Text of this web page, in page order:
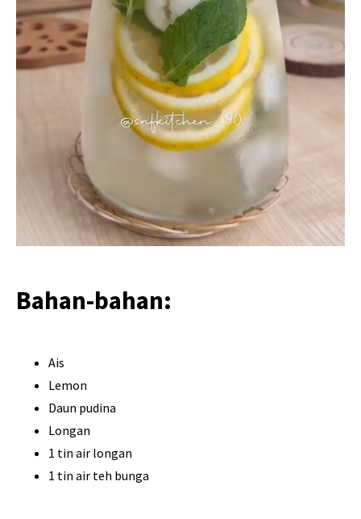
Bahan-bahan:
Ais
Lemon
Daun pudina
Longan
1 tin air longan
1 tin air teh bunga